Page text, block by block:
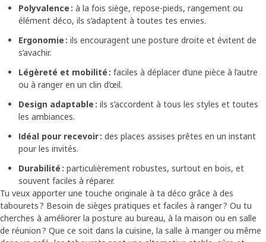
Polyvalence : à la fois siège, repose-pieds, rangement ou
élément déco, ils s’adaptent à toutes tes envies.
Ergonomie : ils encouragent une posture droite et évitent de
s’avachir.
Légèreté et mobilité : faciles à déplacer d’une pièce à l’autre
ou à ranger en un clin d’œil.
Design adaptable : ils s’accordent à tous les styles et toutes
les ambiances.
Idéal pour recevoir : des places assises prêtes en un instant
pour les invités.
Durabilité : particulièrement robustes, surtout en bois, et
souvent faciles à réparer.
Tu veux apporter une touche originale à ta déco grâce à des
tabourets ? Besoin de sièges pratiques et faciles à ranger ? Ou tu
cherches à améliorer la posture au bureau, à la maison ou en salle
de réunion ? Que ce soit dans la cuisine, la salle à manger ou même